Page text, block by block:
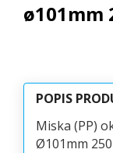
ø101mm
POPIS
Miska (PP)
Ø101mm